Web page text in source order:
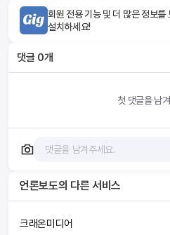
회원 전용 기능 및 더 많은 정보를
설치하세요!
댓글 0개
첫 댓글을 남
언론보도의 다른 서비스
크래온미디어